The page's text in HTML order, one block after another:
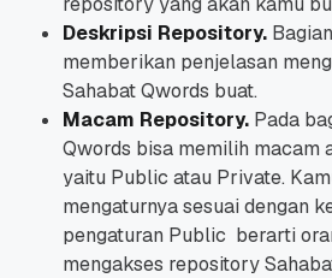
Deskripsi Repository.
memberikan penjelasan
Sahabat Qwords buat.
Macam Repository. Pada
Qwords bisa memilih macam
yaitu Public atau Private.
mengaturnya sesuai dengan
pengaturan Public berarti
mengakses repository